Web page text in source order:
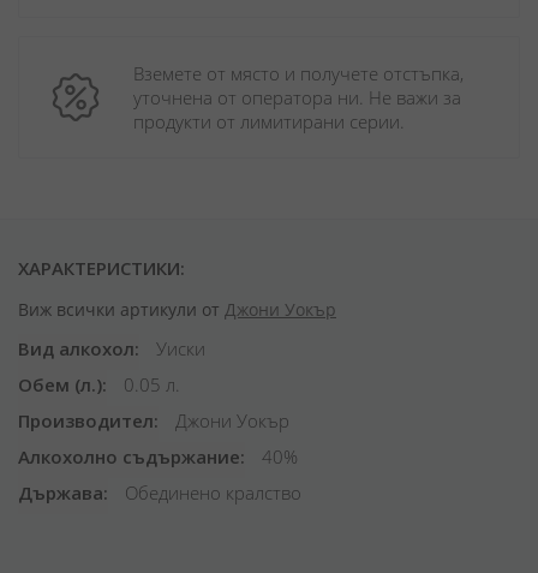
Вземете от място и получете отстъпка,
уточнена от оператора ни. Не важи за
продукти от лимитирани серии.
ХАРАКТЕРИСТИКИ:
Виж всички артикули от Джони Уокър
Вид алкохол
Уиски
Обем (л.)
0.05 л.
Производител
Джони Уокър
Алкохолно съдържание
40%
Държава
Обединено кралство